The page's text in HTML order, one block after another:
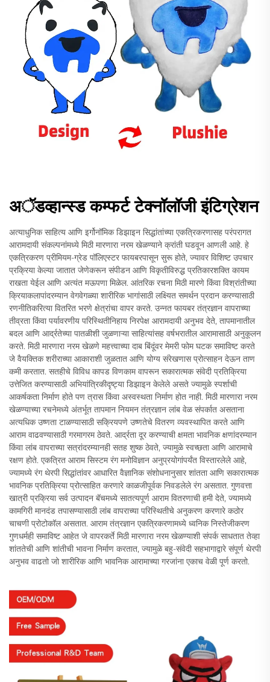
अॅडव्हान्स्ड कम्फर्ट टेक्नॉलॉजी इंटिग्रेशन
अत्याधुनिक साहित्य आणि इर्गोनॉमिक डिझाइन सिद्धांतांच्या एकत्रिकरणासह परंपरागत
आरामदायी संकल्पनांमध्ये मिठी मारणारा नरम खेळण्याने क्रांती घडवून आणली आहे. हे
एकत्रिकरण प्रीमियम-ग्रेड पॉलिएस्टर फायबरपासून सुरू होते, ज्यावर विशिष्ट उपचार
प्रक्रिया केल्या जातात जेणेकरून संपीडन आणि विकृतीविरुद्ध प्रतिकारशक्ति कायम
राखता येईल आणि अत्यंत मऊपणा मिळेल. आंतरिक रचना मिठी मारणे किंवा विश्रांतीच्या
क्रियाकलापांदरम्यान वेगवेगळ्या शारीरिक भागांसाठी लक्ष्यित समर्थन प्रदान करण्यासाठी
रणनीतिकरित्या वितरित भरणे क्षेत्रांचा वापर करते. उन्नत फायबर तंत्रज्ञान वापराच्या
तीव्रता किंवा पर्यावरणीय परिस्थितीनिहाय निरपेक्ष आरामदायी अनुभव देते, तापमानातील
बदल आणि आर्द्रतेच्या पातळीशी जुळणाऱ्या साहित्यांसह वर्षभरातील आरामासाठी अनुकूलन
करते. मिठी मारणारा नरम खेळणे महत्त्वाच्या दाब बिंदूंवर मेमरी फोम घटक समाविष्ट करते
जे वैयक्तिक शरीराच्या आकाराशी जुळतात आणि योग्य संरेखणास प्रोत्साहन देऊन ताण
कमी करतात. सतहीचे विविध कापड विणकाम वापरून सकारात्मक संवेदी प्रतिक्रिया
उत्तेजित करण्यासाठी अभियांत्रिकीदृष्ट्या डिझाइन केलेले असते ज्यामुळे स्पर्शाची
आकर्षकता निर्माण होते पण त्रास किंवा अस्वस्थता निर्माण होत नाही. मिठी मारणारा नरम
खेळण्याच्या रचनेमध्ये अंतर्भूत तापमान नियमन तंत्रज्ञान लांब वेळ संपर्कात असताना
अत्यधिक उष्णता टाळण्यासाठी सक्रियपणे उष्णतेचे वितरण व्यवस्थापित करते आणि
आराम वाढवण्यासाठी गरमागरम ठेवते. आर्द्रता दूर करण्याची क्षमता भावनिक क्षणांदरम्यान
किंवा लांब वापराच्या सत्रांदरम्यानही सतह शुष्क ठेवते, ज्यामुळे स्वच्छता आणि आरामाचे
रक्षण होते. एकत्रित आराम सिस्टम रंग मनोविज्ञान अनुप्रयोगांपर्यंत विस्तारलेले आहे,
ज्यामध्ये रंग थेरपी सिद्धांतांवर आधारित वैज्ञानिक संशोधनानुसार शांतता आणि सकारात्मक
भावनिक प्रतिक्रिया प्रोत्साहित करणारे काळजीपूर्वक निवडलेले रंग असतात. गुणवत्ता
खात्री प्रक्रिया सर्व उत्पादन बॅचमध्ये सातत्यपूर्ण आराम वितरणाची हमी देते, ज्यामध्ये
कामगिरी मानदंड तपासण्यासाठी लांब वापराच्या परिस्थितीचे अनुकरण करणारे कठोर
चाचणी प्रोटोकॉल असतात. आराम तंत्रज्ञान एकत्रिकरणामध्ये ध्वनिक निस्तेजीकरण
गुणधर्मही समाविष्ट आहेत जे वापरकर्ते मिठी मारणारा नरम खेळण्याशी संपर्क साधतात तेव्हा
शांततेची आणि शांतीची भावना निर्माण करतात, ज्यामुळे बहु-संवेदी सहभागाद्वारे संपूर्ण थेरपी
अनुभव वाढतो जो शारीरिक आणि भावनिक आरामाच्या गरजांना एकाच वेळी पूर्ण करतो.